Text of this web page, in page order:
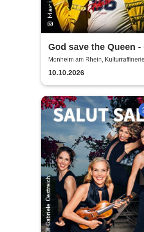
God save the Queen -
Revival Band
Monheim am Rhein,
10.10.2026